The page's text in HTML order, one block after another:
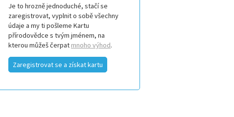
Je to hrozně jednoduché, stačí se
zaregistrovat, vyplnit o sobě všechny
údaje a my ti pošleme Kartu
přírodovědce s tvým jménem, na
kterou můžeš čerpat mnoho výhod.
Zaregistrovat se a získat kartu